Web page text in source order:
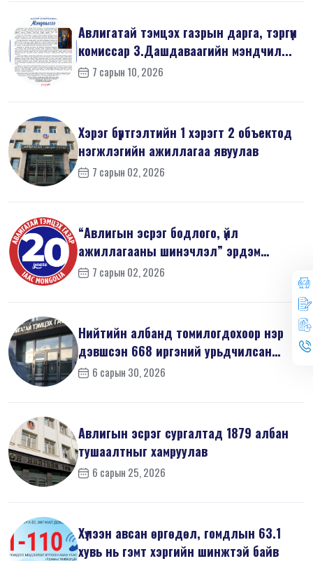
Авлигатай тэмцэх газрын дарга, тэргүүн
комиссар З.Дашдаваагийн мэндчил...
7 сарын 10, 2026
Хэрэг бүртгэлтийн 1 хэрэгт 2 объектод
нэгжлэгийн ажиллагаа явуулав
7 сарын 02, 2026
“Авлигын эсрэг бодлого, үйл
ажиллагааны шинэчлэл” эрдэм
шинжилгээний б...
7 сарын 02, 2026
Нийтийн албанд томилогдохоор нэр
дэвшсэн 668 иргэний урьдчилсан
мэдүүл...
6 сарын 30, 2026
Авлигын эсрэг сургалтад 1879 албан
тушаалтныг хамруулав
6 сарын 25, 2026
Хүлээн авсан өргөдөл, гомдлын 63.1
хувь нь гэмт хэргийн шинжтэй байв